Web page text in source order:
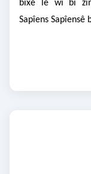
bixe lê wî bi
Sapîens Sapîensê